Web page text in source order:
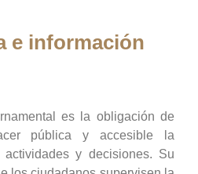
e información
es la obligación de
pública y accesible la
y decisiones. Su